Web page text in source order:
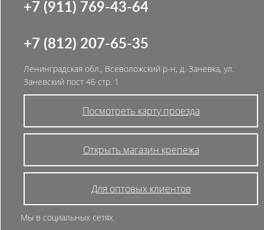
+7 (911) 769-43-64
+7 (812) 207-65-35
Ленинградская обл., Всеволожский р-н, д. Заневка, ул.
Заневский пост 4Б стр. 1
Посмотреть карту проезда
Открыть магазин крепежа
Для оптовых клиентов
Мы в социальных сетях